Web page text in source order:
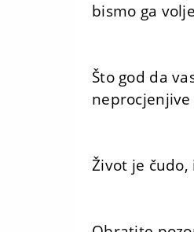
bismo ga
Što god da
Život je